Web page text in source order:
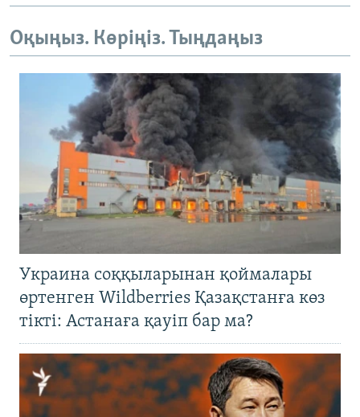
Оқыңыз. Көріңіз. Тыңдаңыз
Украина соққыларынан қоймалары
өртенген Wildberries Қазақстанға көз
тікті: Астанаға қауіп бар ма?